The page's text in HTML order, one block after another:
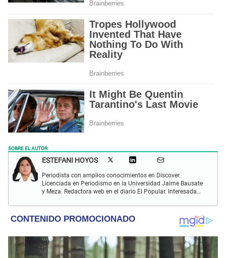
SOBRE EL AUTOR:
ESTEFANI HOYOS
Periodista con amplios conocimientos en Discover.
Licenciada en Periodismo en la Universidad Jaime Bausate
y Meza. Redactora web en el diario El Popular. Interesada
internacional; tendencias, películas y series.